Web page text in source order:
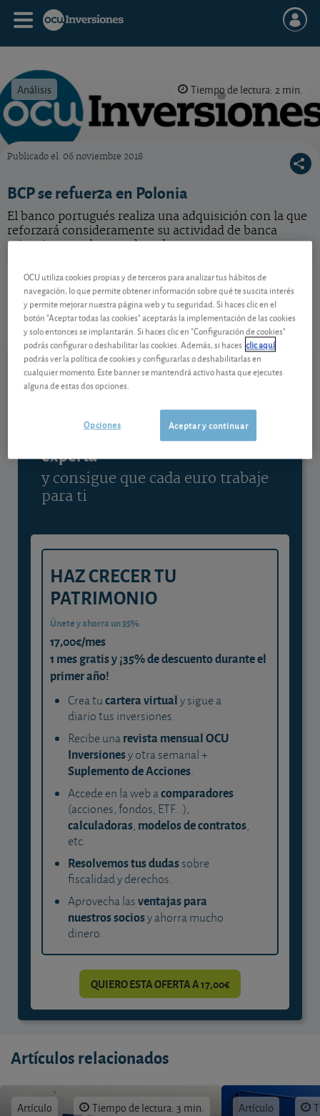
Análisis Tiempo de lectura: 2 min.
Publicado el 06 noviembre 2018
BCP se refuerza en Polonia
El banco portugués realiza una adquisición con la que
reforzará consideramente su actividad de banca
minorista en el mercado polaco.
BCP
PTBCP0AM0015
07/08/2026 Lisboa
1,097 EUR
-0,005 EUR (-0,45 %)
Ver detalladamente
Contenido reservado a SOCIOS
Gestiona tu dinero con visión
experta
y consigue que cada euro trabaje
para ti
HAZ CRECER TU
PATRIMONIO
Únete y ahorra un 35%
17,00€/mes
1 mes gratis y ¡35% de descuento durante el
primer año!
Crea tucartera virtualy sigue a
diario tus inversiones.
Recibe unarevista mensual OCU
Inversionesy otra semanal +
Suplemento de Acciones.
Accede en la web acomparadores
(acciones, fondos, ETF...),
calculadoras, modelos de contratos,
etc.
Resolvemos tus dudassobre
fiscalidad y derechos.
Aprovecha lasventajas para
nuestros sociosy ahorra mucho
dinero.
QUIERO ESTA OFERTA A 17,00€
Artículos relacionados
Artículo Tiempo de lectura: 3 min. Artículo
OCU utiliza cookies propias y de terceros para analizar tus hábitos de
navegación, lo que permite obtener información sobre qué te suscita interés
y permite mejorar nuestra página web y tu seguridad. Si haces clic en el
botón "Aceptar todas las cookies" aceptarás la implementación de las cookies
y solo entonces se implantarán. Si haces clic en "Configuración de cookies"
podrás configurar o deshabilitar las cookies. Además, si haces clic aquí
podrás ver la política de cookies y configurarlas o deshabilitarlas en
cualquier momento. Este banner se mantendrá activo hasta que ejecutes
alguna de estas dos opciones.
Aceptar y continuar
Opciones